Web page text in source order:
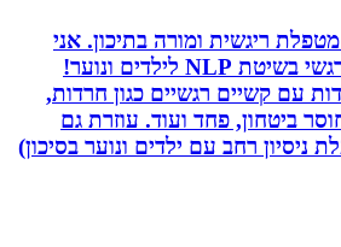
ומורה בתיכון. אני
מתמחה בטיפול רגשי בשיטת NLP לילדים ונוער!
קשיים רגשיים כגון חרדות,
פחד ועוד. עוזרת גם
רחב עם ילדים ונוער בסיכון)